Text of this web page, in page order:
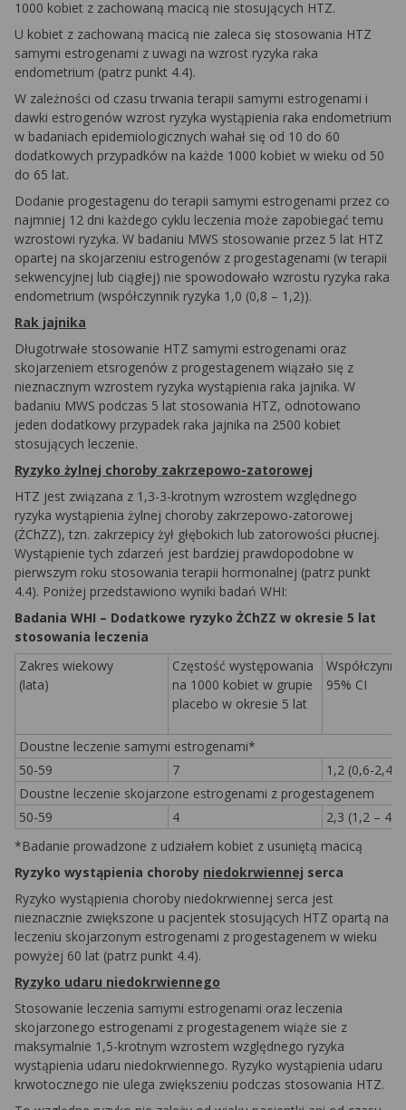
1000 kobiet z zachowaną macicą nie stosujących HTZ.
U kobiet z zachowaną macicą nie zaleca się stosowania HTZ
samymi estrogenami z uwagi na wzrost ryzyka raka
endometrium (patrz punkt 4.4).
W zależności od czasu trwania terapii samymi estrogenami i
dawki estrogenów wzrost ryzyka wystąpienia raka endometrium
w badaniach epidemiologicznych wahał się od 10 do 60
dodatkowych przypadków na każde 1000 kobiet w wieku od 50
do 65 lat.
Dodanie progestagenu do terapii samymi estrogenami przez co
najmniej 12 dni każdego cyklu leczenia może zapobiegać temu
wzrostowi ryzyka. W badaniu MWS stosowanie przez 5 lat HTZ
opartej na skojarzeniu estrogenów z progestagenami (w terapii
sekwencyjnej lub ciągłej) nie spowodowało wzrostu ryzyka raka
endometrium (współczynnik ryzyka 1,0 (0,8 – 1,2)).
Rak jajnika
Długotrwałe stosowanie HTZ samymi estrogenami oraz
skojarzeniem etsrogenów z progestagenem wiązało się z
nieznacznym wzrostem ryzyka wystąpienia raka jajnika. W
badaniu MWS podczas 5 lat stosowania HTZ, odnotowano
jeden dodatkowy przypadek raka jajnika na 2500 kobiet
stosujących leczenie.
Ryzyko żylnej choroby zakrzepowo-zatorowej
HTZ jest związana z 1,3-3-krotnym wzrostem względnego
ryzyka wystąpienia żylnej choroby zakrzepowo-zatorowej
(ŻChZZ), tzn. zakrzepicy żył głębokich lub zatorowości płucnej.
Wystąpienie tych zdarzeń jest bardziej prawdopodobne w
pierwszym roku stosowania terapii hormonalnej (patrz punkt
4.4). Poniżej przedstawiono wyniki badań WHI:
Badania WHI – Dodatkowe ryzyko ŻChZZ w okresie 5 lat
stosowania leczenia
Zakres wiekowy
(lata)
Częstość występowania
na 1000 kobiet w grupie
placebo w okresie 5 lat
95% CI
Doustne leczenie samymi estrogenami*
50-59
7
1,2 (0,6-2,4)
Doustne leczenie skojarzone estrogenami z progestagenem
50-59
4
2,3 (1,2 – 4,3)
*Badanie prowadzone z udziałem kobiet z usuniętą macicą
Ryzyko wystąpienia choroby niedokrwiennej serca
Ryzyko wystąpienia choroby niedokrwiennej serca jest
nieznacznie zwiększone u pacjentek stosujących HTZ opartą na
leczeniu skojarzonym estrogenami z progestagenem w wieku
powyżej 60 lat (patrz punkt 4.4).
Ryzyko udaru niedokrwiennego
Stosowanie leczenia samymi estrogenami oraz leczenia
skojarzonego estrogenami z progestagenem wiąże sie z
maksymalnie 1,5-krotnym wzrostem względnego ryzyka
wystąpienia udaru niedokrwiennego. Ryzyko wystąpienia udaru
krwotocznego nie ulega zwiększeniu podczas stosowania HTZ.